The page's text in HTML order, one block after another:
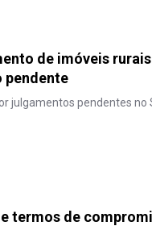
de imóveis
pendente
julgamentos pendentes no
termos de